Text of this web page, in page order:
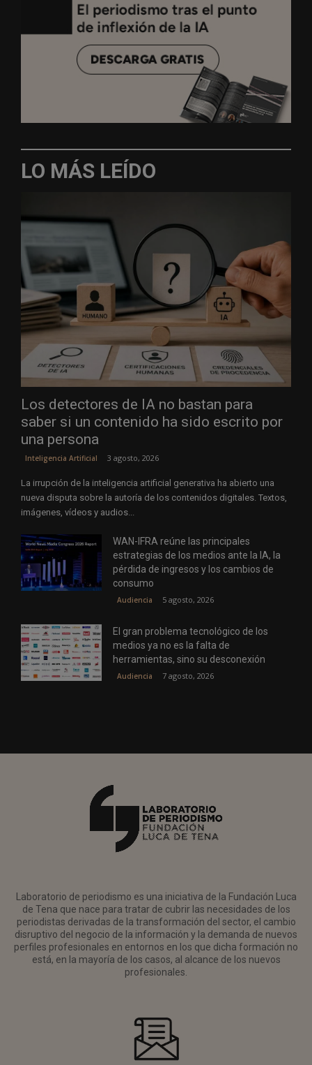
LO MÁS LEÍDO
Los detectores de IA no bastan para
saber si un contenido ha sido escrito por
una persona
Inteligencia Artificial 3 agosto, 2026
La irrupción de la inteligencia artificial generativa ha abierto una
nueva disputa sobre la autoría de los contenidos digitales. Textos,
imágenes, vídeos y audios...
WAN-IFRA reúne las principales
estrategias de los medios ante la IA, la
pérdida de ingresos y los cambios de
consumo
Audiencia 5 agosto, 2026
El gran problema tecnológico de los
medios ya no es la falta de
herramientas, sino su desconexión
Audiencia 7 agosto, 2026
Laboratorio de periodismo es una iniciativa de la Fundación Luca
de Tena que nace para tratar de cubrir las necesidades de los
periodistas derivadas de la transformación del sector, el cambio
disruptivo del negocio de la información y la demanda de nuevos
perfiles profesionales en entornos en los que dicha formación no
está, en la mayoría de los casos, al alcance de los nuevos
profesionales.